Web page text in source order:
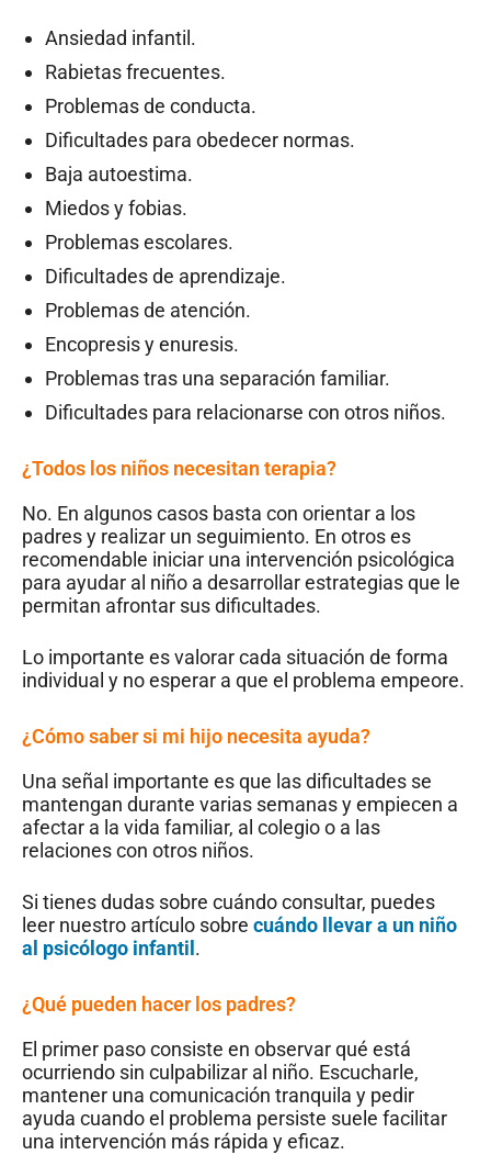
Ansiedad infantil.
Rabietas frecuentes.
Problemas de conducta.
Dificultades para obedecer normas.
Baja autoestima.
Miedos y fobias.
Problemas escolares.
Dificultades de aprendizaje.
Problemas de atención.
Encopresis y enuresis.
Problemas tras una separación familiar.
Dificultades para relacionarse con otros niños.
¿Todos los niños necesitan terapia?
No. En algunos casos basta con orientar a los
padres y realizar un seguimiento. En otros es
recomendable iniciar una intervención psicológica
para ayudar al niño a desarrollar estrategias que le
permitan afrontar sus dificultades.
Lo importante es valorar cada situación de forma
individual y no esperar a que el problema empeore.
¿Cómo saber si mi hijo necesita ayuda?
Una señal importante es que las dificultades se
mantengan durante varias semanas y empiecen a
afectar a la vida familiar, al colegio o a las
relaciones con otros niños.
Si tienes dudas sobre cuándo consultar, puedes
leer nuestro artículo sobre cuándo llevar a un niño
al psicólogo infantil .
¿Qué pueden hacer los padres?
El primer paso consiste en observar qué está
ocurriendo sin culpabilizar al niño. Escucharle,
mantener una comunicación tranquila y pedir
ayuda cuando el problema persiste suele facilitar
una intervención más rápida y eficaz.